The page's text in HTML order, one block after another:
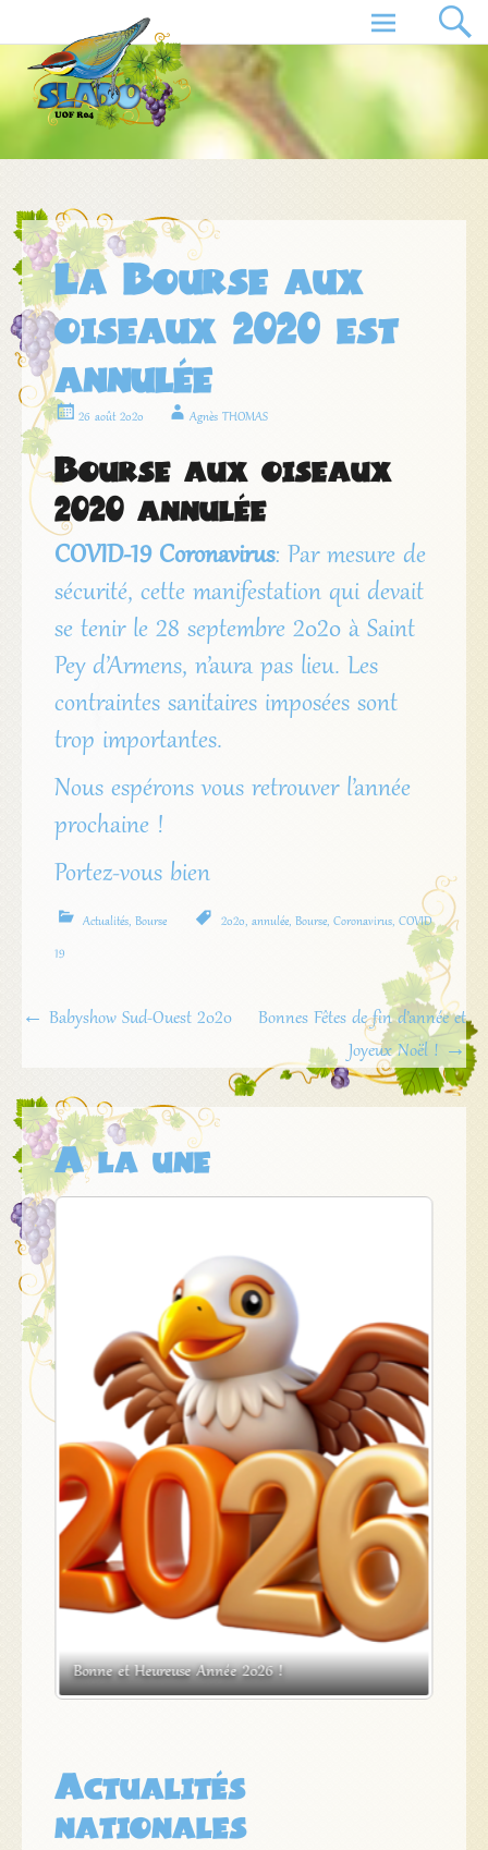
La Bourse aux
oiseaux 2020 est
annulée
26 août 2020 Agnès THOMAS
Bourse aux oiseaux
2020 annulée
COVID-19 Coronavirus: Par mesure de
sécurité, cette manifestation qui devait
se tenir le 28 septembre 2020 à Saint
Pey d’Armens, n’aura pas lieu. Les
contraintes sanitaires imposées sont
trop importantes.
Nous espérons vous retrouver l’année
prochaine !
Portez-vous bien
Actualités, Bourse 2020, annulée, Bourse, Coronavirus, COVID
19
Navigation
l'article
← Babyshow Sud-Ouest 2020
Bonnes Fêtes de fin d’année et
Joyeux Noël ! →
A la une
Bonne et Heureuse Année 2026 !
Actualités
nationales